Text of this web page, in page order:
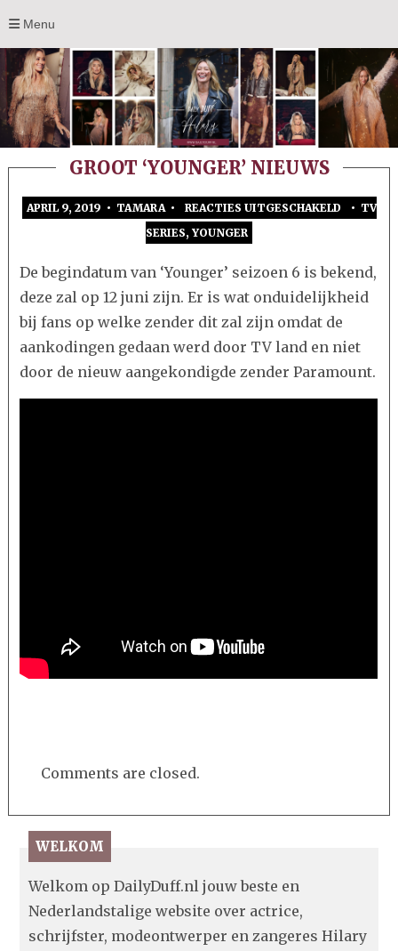
Menu
GROOT ‘YOUNGER’ NIEUWS
APRIL 9, 2019 • TAMARA • REACTIES UITGESCHAKELD
VOOR
• TV
SERIES, YOUNGER
De begindatum van ‘Younger’ seizoen 6 is bekend,
deze zal op 12 juni zijn. Er is wat onduidelijkheid
bij fans op welke zender dit zal zijn omdat de
aankodingen gedaan werd door TV land en niet
door de nieuw aangekondigde zender Paramount.
Comments are closed.
WELKOM
Welkom op DailyDuff.nl jouw beste en
Nederlandstalige website over actrice,
schrijfster, modeontwerper en zangeres Hilary